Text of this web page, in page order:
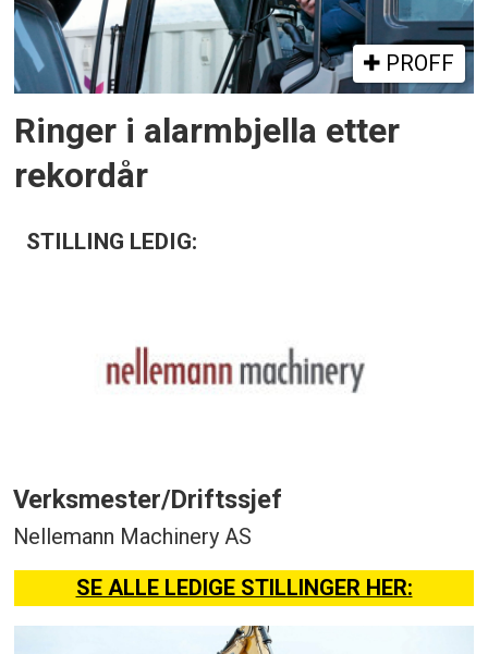
PROFF
Ringer i alarmbjella etter
rekordår
STILLING LEDIG:
Verksmester/Driftssjef
Nellemann Machinery AS
SE ALLE LEDIGE STILLINGER HER: